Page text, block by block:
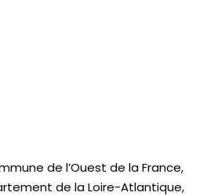
de l’Ouest de la France,
de la Loire-Atlantique,